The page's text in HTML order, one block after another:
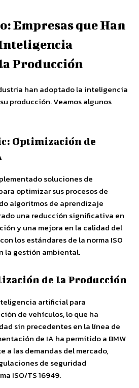
Empresas que Han
Producción
han adoptado la inteligencia
producción. Veamos algunos
Optimización de
soluciones de
optimizar sus procesos de
algoritmos de aprendizaje
una reducción significativa en
y una mejora en la calidad del
los estándares de la norma ISO
la gestión ambiental.
de la Producción
artificial para
de vehículos, lo que ha
sin precedentes en la línea de
de IA ha permitido a BMW
a las demandas del mercado,
de seguridad
ISO/TS 16949.